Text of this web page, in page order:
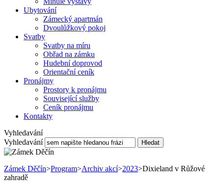
Ubytování
Zámecký apartmán
Dvoulůžkový pokoj
Svatby
Svatby na míru
Obřad na zámku
Hudební doprovod
Orientační ceník
Pronájmy
Prostory k pronájmu
Související služby
Ceník pronájmu
Kontakty
Vyhledavání
Vyhledavání
Hledat
Zámek Děčín>Program>Archiv akcí>2023>Dixieland v Růžové
zahradě